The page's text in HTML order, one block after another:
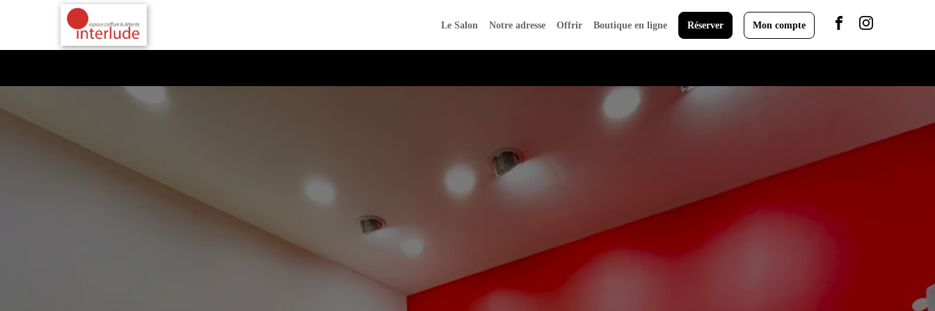
Réserver
Le Salon Notre adresse Mon compte
Offrir Boutique en ligne